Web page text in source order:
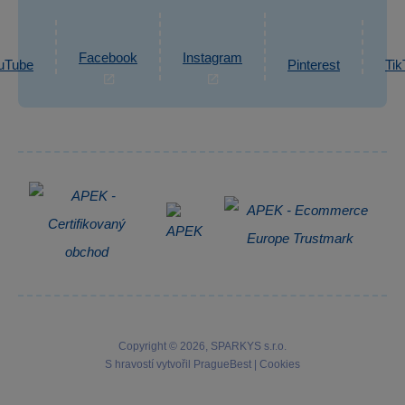
Informace o zpracování osobních údajů
Napsat zprávu
Facebook Instagram Pinterest
Copyright © 2026, SPARKYS s.r.o.
S hravostí vytvořil
PragueBest Cookies